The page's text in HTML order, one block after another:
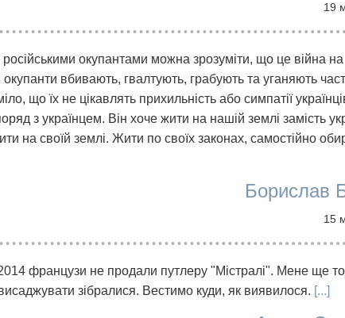
19
окупантами можна зрозуміти, що це війна на
вбивають, гвалтують, грабують та уганяють
що їх не цікавлять прихильність або симпатії
з українцем. Він хоче жити на нашій землі замість
на своїй землі. Жити по своїх законах, самостійно
Борислав
15
французи не продали путлеру "Містралі". Мене ще
зібралися. Вестимо куди, як виявилося. [...]